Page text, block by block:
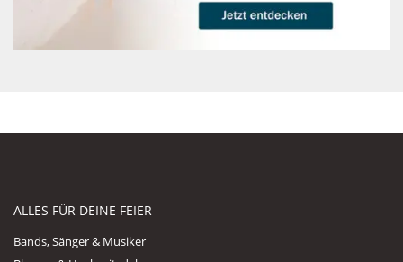
ALLES FÜR DEINE FEIER
Bands, Sänger & Musiker